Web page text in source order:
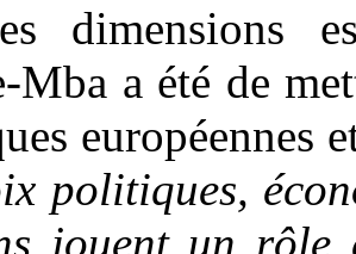
dimensions
Mba a été de
européennes
politiques,
jouent un